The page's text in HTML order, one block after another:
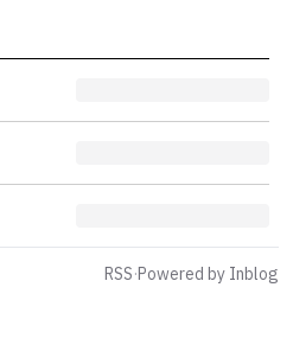
RSS·Powered by Inblog